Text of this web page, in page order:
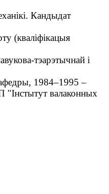
Кандыдат
(кваліфікацыя
тэарэтычнай і
1984–1995 –
"Інстытут валаконных